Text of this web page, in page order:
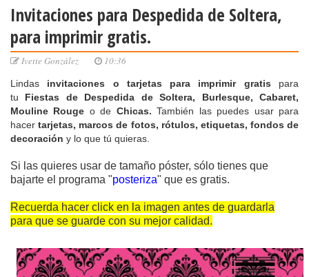
Invitaciones para Despedida de Soltera,
para imprimir gratis.
Ivette González 10:36
Lindas invitaciones o tarjetas para imprimir gratis para
tu
Fiestas de Despedida de Soltera, Burlesque, Cabaret,
Mouline Rouge o de Chicas.También las puedes usar para
hacer tarjetas, marcos de fotos, rótulos, etiquetas, fondos de
decoración y lo que tú quieras.
Si las quieres usar de tamaño póster, sólo tienes que
bajarte el programa "posteriza" que es gratis.
Recuerda hacer click en la imagen antes de guardarla
para que se guarde con su mejor calidad.